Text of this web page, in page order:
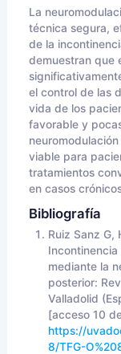
La
técnica segura,
de la
demuestran que
el control de las
vida de los
favorable y
viable para
tratamientos
en casos
Bibliografía
Ruiz Sanz G,
mediante la
posterior:
Valladolid
[acceso 10
https://
8/TFG-